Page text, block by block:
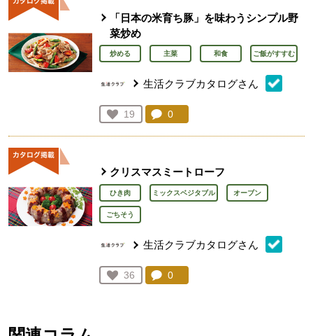
「日本の米育ち豚」を味わうシンプル野
菜炒め
炒める 主菜 和食 ご飯がすすむ
生活クラブカタログさん
お気に入り登録：
19
人が登録
コメント：
0
クリスマスミートローフ
ひき肉 ミックスベジタブル オーブン
ごちそう
生活クラブカタログさん
お気に入り登録：
36
人が登録
コメント：
0